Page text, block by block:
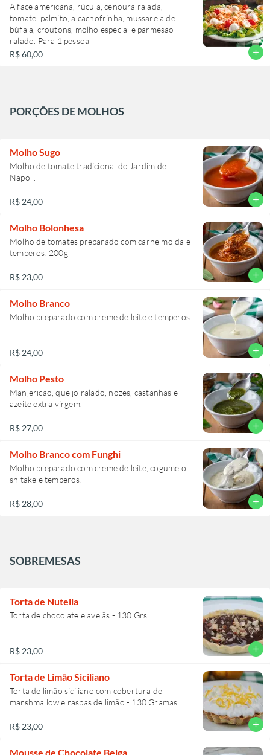
Alface americana, rúcula, cenoura ralada,
tomate, palmito, alcachofrinha, mussarela de
búfala, croutons, molho especial e parmesão
ralado. Para 1 pessoa
R$ 60,00
add
PORÇÕES DE MOLHOS
Molho Sugo
Molho de tomate tradicional do Jardim de
Napoli.
R$ 24,00 add
Molho Bolonhesa
Molho de tomates preparado com carne moida e
temperos. 200g
R$ 23,00 add
Molho Branco
Molho preparado com creme de leite e temperos
R$ 24,00 add
Molho Pesto
Manjericão, queijo ralado, nozes, castanhas e
azeite extra virgem.
R$ 27,00 add
Molho Branco com Funghi
Molho preparado com creme de leite, cogumelo
shitake e temperos.
R$ 28,00 add
SOBREMESAS
Torta de Nutella
Torta de chocolate e avelãs - 130 Grs
R$ 23,00 add
Torta de Limão Siciliano
Torta de limão siciliano com cobertura de
marshmallow e raspas de limão - 130 Gramas
R$ 23,00 add
Mousse de Chocolate Belga